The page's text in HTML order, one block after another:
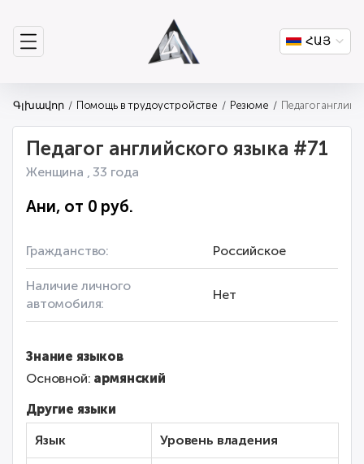
ՀԱՅ
Գլխավոր Помощь в трудоустройстве Резюме
Педагог английского языка #71
Женщина , 33 года
Ани, от 0 руб.
Гражданство: Российское
Наличие личного
автомобиля:
Нет
Знание языков
Основной: армянский
Другие языки
Язык
Уровень владения